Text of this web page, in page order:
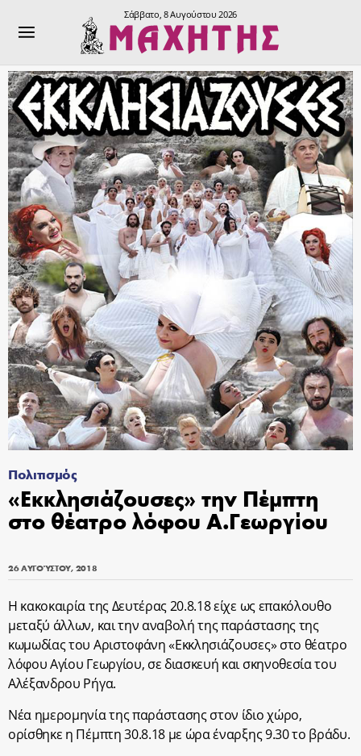
Σάββατο, 8 Αυγούστου 2026
Πολιτισμός
«Εκκλησιάζουσες» την Πέμπτη
στο θέατρο λόφου Α.Γεωργίου
26 ΑΥΓΟΎΣΤΟΥ, 2018
Η κακοκαιρία της Δευτέρας 20.8.18 είχε ως επακόλουθο
μεταξύ άλλων, και την αναβολή της παράστασης της
κωμωδίας του Αριστοφάνη «Εκκλησιάζουσες» στο θέατρο
λόφου Αγίου Γεωργίου, σε διασκευή και σκηνοθεσία του
Αλέξανδρου Ρήγα.
Νέα ημερομηνία της παράστασης στον ίδιο χώρο,
ορίσθηκε η Πέμπτη 30.8.18 με ώρα έναρξης 9.30 το βράδυ.